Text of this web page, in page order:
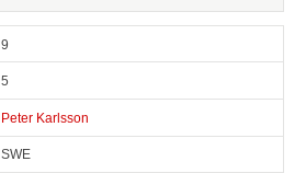
9
5
Peter Karlsson
SWE